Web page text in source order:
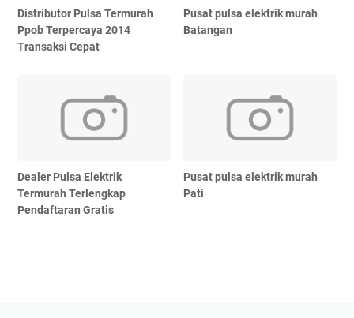
Distributor Pulsa Termurah
Ppob Terpercaya 2014
Transaksi Cepat
Pusat pulsa elektrik murah
Batangan
Dealer Pulsa Elektrik
Termurah Terlengkap
Pendaftaran Gratis
Pusat pulsa elektrik murah
Pati